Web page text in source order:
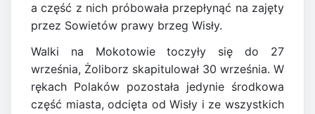
a część z nich próbowała przepłynąć na zajęty
przez Sowietów prawy brzeg Wisły.
Walki na Mokotowie toczyły się do 27
września, Żoliborz skapitulował 30 września. W
rękach Polaków pozostała jedynie środkowa
część miasta, odcięta od Wisły i ze wszystkich